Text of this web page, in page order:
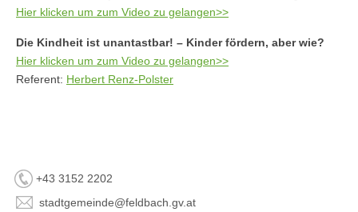
Hier klicken um zum Video zu gelangen>>
Die Kindheit ist unantastbar! – Kinder fördern, aber wie?
Hier klicken um zum Video zu gelangen>>
Referent: Herbert Renz-Polster
+43 3152 2202
stadtgemeinde@feldbach.gv.at